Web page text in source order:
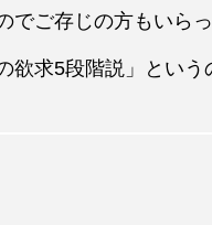
でご存じの方もいら
欲求5段階説」という